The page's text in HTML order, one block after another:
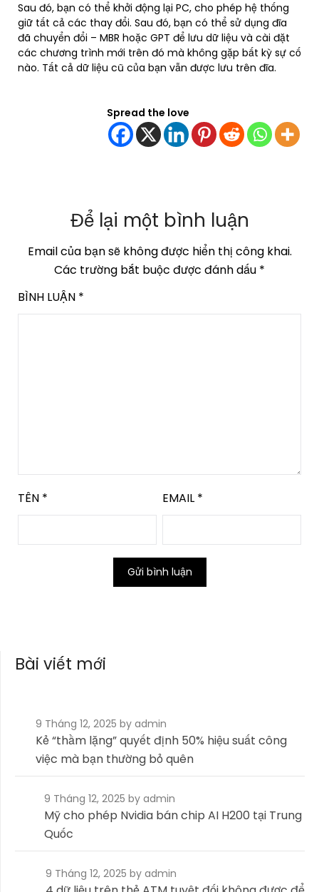
Sau đó, bạn có thể khởi động lại PC, cho phép hệ thống
giữ tất cả các thay đổi. Sau đó, bạn có thể sử dụng đĩa
đã chuyển đổi – MBR hoặc GPT để lưu dữ liệu và cài đặt
các chương trình mới trên đó mà không gặp bất kỳ sự cố
nào. Tất cả dữ liệu cũ của bạn vẫn được lưu trên đĩa.
Spread the love
Để lại một bình luận
Email của bạn sẽ không được hiển thị công khai.
Các trường bắt buộc được đánh dấu *
BÌNH LUẬN *
TÊN * EMAIL *
Bài viết mới
9 Tháng 12, 2025by admin
Kẻ “thầm lặng” quyết định 50% hiệu suất công
việc mà bạn thường bỏ quên
9 Tháng 12, 2025 by admin
Mỹ cho phép Nvidia bán chip AI H200 tại Trung
Quốc
9 Tháng 12, 2025 by admin